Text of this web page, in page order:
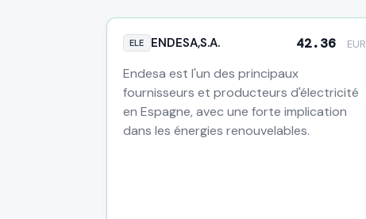
ELE ENDESA,S.A. 42.36 EUR
Endesa est l'un des principaux
fournisseurs et producteurs d'électricité
en Espagne, avec une forte implication
dans les énergies renouvelables.